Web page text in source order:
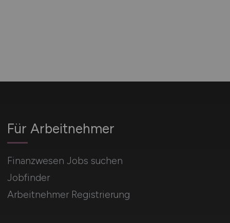
Für Arbeitnehmer
Finanzwesen Jobs suchen
Jobfinder
Arbeitnehmer Registrierung